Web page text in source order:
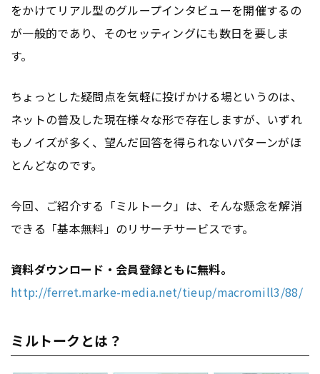
をかけてリアル型のグループインタビューを開催するの
が一般的であり、そのセッティングにも数日を要しま
す。
ちょっとした疑問点を気軽に投げかける場というのは、
ネットの普及した現在様々な形で存在しますが、いずれ
もノイズが多く、望んだ回答を得られないパターンがほ
とんどなのです。
今回、ご紹介する「ミルトーク」は、そんな懸念を解消
できる「基本無料」のリサーチサービスです。
資料ダウンロード・会員登録ともに無料。
http://ferret.marke-media.net/tieup/macromill3/88/
ミルトークとは？